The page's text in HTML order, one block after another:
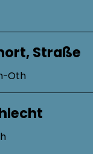
Straße
Oth